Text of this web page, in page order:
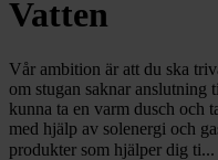
Vatten
Vår ambition är att du ska
om stugan saknar
kunna ta en varm dusch och
med hjälp av solenergi och
produkter som hjälper dig ti...